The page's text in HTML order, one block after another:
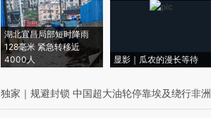
湖北宜昌局部短时降雨
128毫米 紧急转移近
4000人
显影｜瓜农的漫长等待
独家 ｜ 规避封锁 中国超大油轮停靠埃及绕行非洲